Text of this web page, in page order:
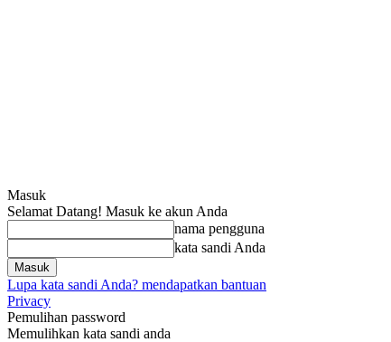
Masuk
Selamat Datang! Masuk ke akun Anda
nama pengguna
kata sandi Anda
Lupa kata sandi Anda? mendapatkan bantuan
Privacy
Pemulihan password
Memulihkan kata sandi anda